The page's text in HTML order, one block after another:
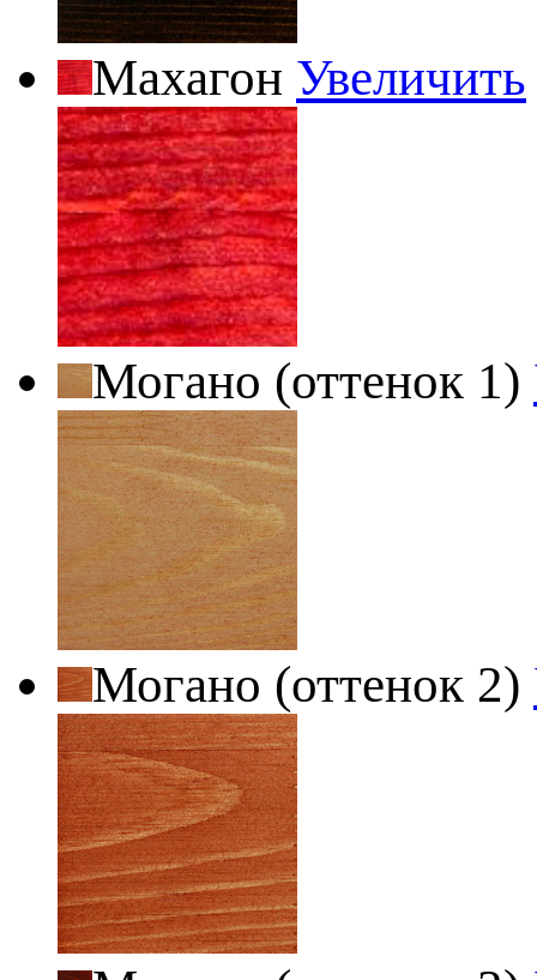
Махагон Увеличить
Могано (оттенок 1)
Могано (оттенок 2)